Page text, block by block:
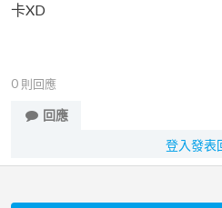
卡XD
0 則回應
回應
登入發表